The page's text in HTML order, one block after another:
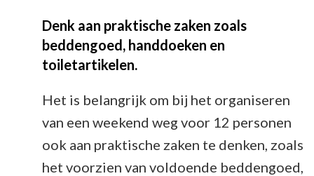
Denk aan praktische zaken zoals
beddengoed, handdoeken en
toiletartikelen.
Het is belangrijk om bij het organiseren
van een weekend weg voor 12 personen
ook aan praktische zaken te denken, zoals
het voorzien van voldoende beddengoed,